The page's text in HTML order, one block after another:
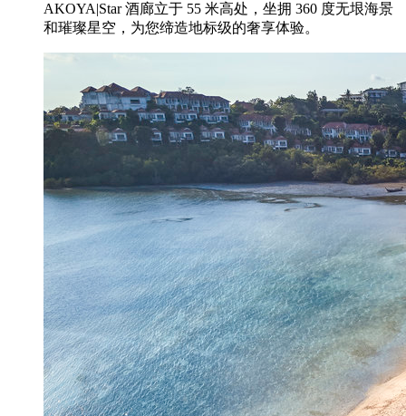
AKOYA|Star 酒廊立于 55 米高处，坐拥 360 度无垠海景
和璀璨星空，为您缔造地标级的奢享体验。